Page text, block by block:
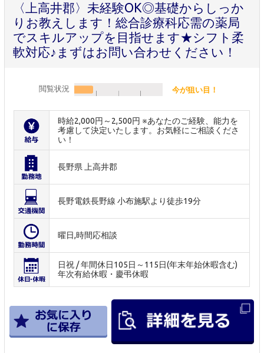
〈上高井郡〉未経験OK◎基礎からしっか
りお教えします！総合診療科応需の薬局
でスキルアップを目指せます★シフト柔
軟対応♪まずはお問い合わせください！
閲覧状況 今が狙い目！
時給2,000円～2,500円 ※あなたのご経験、能力を
考慮して決定いたします。お気軽にご相談くださ
い！
長野県 上高井郡
長野電鉄長野線 小布施駅より徒歩19分
曜日,時間応相談
日祝 / 年間休日105日～115日(年末年始休暇含む)
年次有給休暇・慶弔休暇